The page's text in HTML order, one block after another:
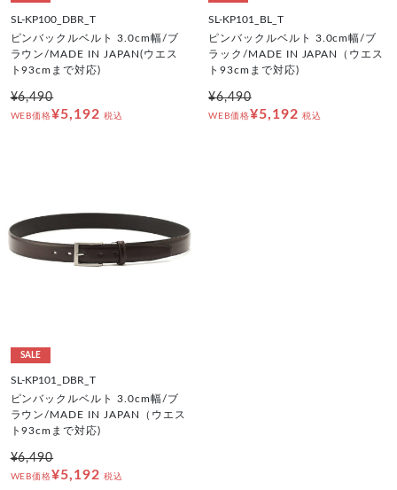
SL-KP100_DBR_T
ピンバックルベルト 3.0cm幅/ブ
ラウン/MADE IN JAPAN(ウエス
ト93cmまで対応)
¥6,490
WEB価格¥5,192 税込
SL-KP101_BL_T
ピンバックルベルト 3.0cm幅/ブ
ラック/MADE IN JAPAN（ウエス
ト93cmまで対応)
¥6,490
WEB価格¥5,192 税込
SALE
SL-KP101_DBR_T
ピンバックルベルト 3.0cm幅/ブ
ラウン/MADE IN JAPAN（ウエス
ト93cmまで対応)
¥6,490
WEB価格¥5,192 税込